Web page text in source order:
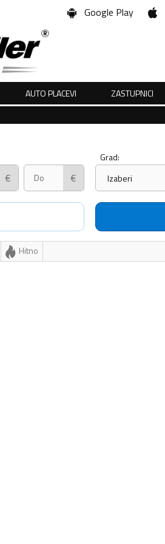
Google Play
AUTO PLACEVI ZASTUPNICI
€ €
Grad:
Izaberi
Hitno